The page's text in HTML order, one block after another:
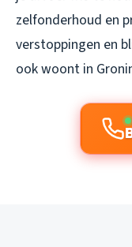
zelfonderhoud en
verstoppingen en
ook woont in